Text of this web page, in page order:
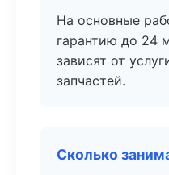
На основные
гарантию до 24
зависят от
запчастей.
Сколько